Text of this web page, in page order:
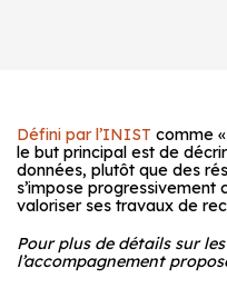
Défini par l’INIST comme
le but principal est de
données, plutôt que des
s’impose
valoriser ses travaux de
Pour plus de détails sur
l’accompagnement